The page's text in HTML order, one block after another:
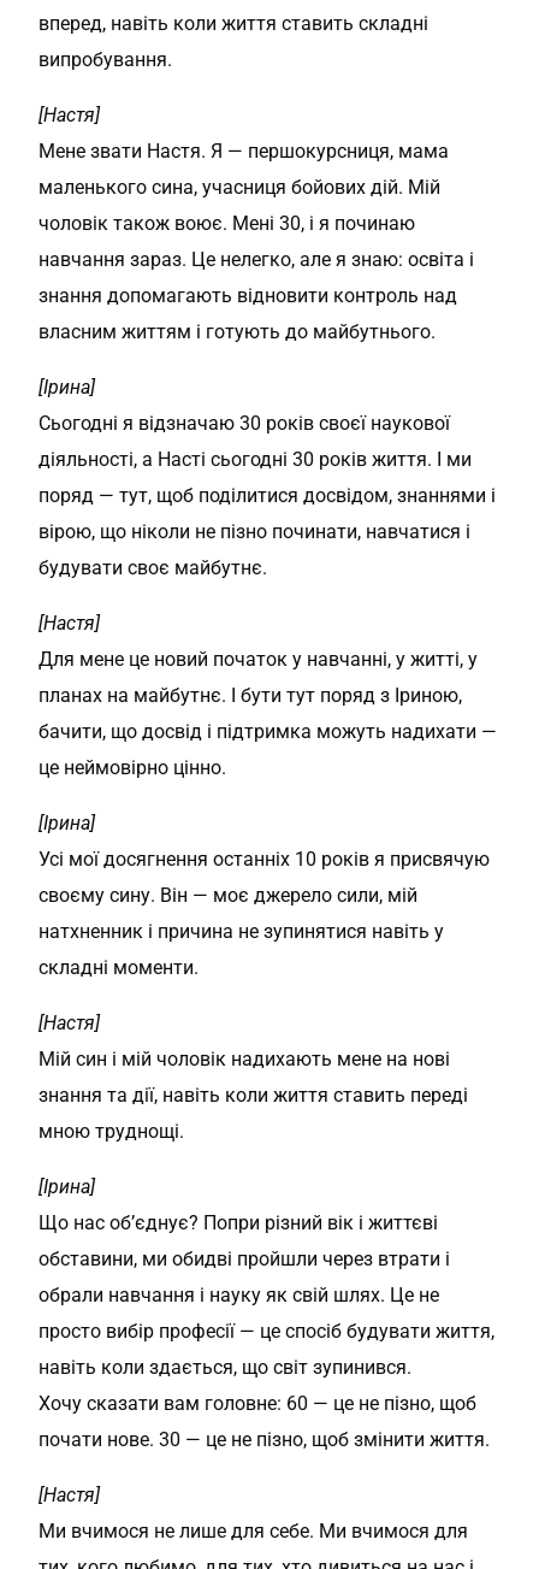
вперед, навіть коли життя ставить складні
випробування.
[Настя]
Мене звати Настя. Я — першокурсниця, мама
маленького сина, учасниця бойових дій. Мій
чоловік також воює. Мені 30, і я починаю
навчання зараз. Це нелегко, але я знаю: освіта і
знання допомагають відновити контроль над
власним життям і готують до майбутнього.
[Ірина]
Сьогодні я відзначаю 30 років своєї наукової
діяльності, а Насті сьогодні 30 років життя. І ми
поряд — тут, щоб поділитися досвідом, знаннями і
вірою, що ніколи не пізно починати, навчатися і
будувати своє майбутнє.
[Настя]
Для мене це новий початок у навчанні, у житті, у
планах на майбутнє. І бути тут поряд з Іриною,
бачити, що досвід і підтримка можуть надихати —
це неймовірно цінно.
[Ірина]
Усі мої досягнення останніх 10 років я присвячую
своєму сину. Він — моє джерело сили, мій
натхненник і причина не зупинятися навіть у
складні моменти.
[Настя]
Мій син і мій чоловік надихають мене на нові
знання та дії, навіть коли життя ставить переді
мною труднощі.
[Ірина]
Що нас об’єднує? Попри різний вік і життєві
обставини, ми обидві пройшли через втрати і
обрали навчання і науку як свій шлях. Це не
просто вибір професії — це спосіб будувати життя,
навіть коли здається, що світ зупинився.
Хочу сказати вам головне: 60 — це не пізно, щоб
почати нове. 30 — це не пізно, щоб змінити життя.
[Настя]
Ми вчимося не лише для себе. Ми вчимося для